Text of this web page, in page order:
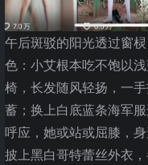
午后斑驳的阳光透过窗
色：小艾根本吃不饱以
椅，长发随风轻扬，一
蓄；换上白底蓝条海军
呼应，她或站或屈膝，
披上黑白哥特蕾丝外衣